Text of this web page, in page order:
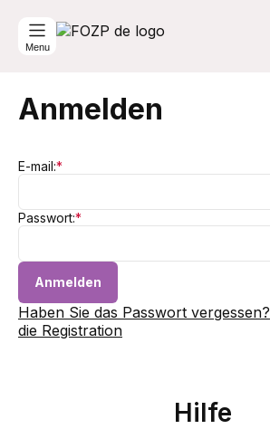
Menu
Anmelden
E-mail:*
Passwort:*
Anmelden
Haben Sie das Passwort vergessen?
die Registration
Hilfe